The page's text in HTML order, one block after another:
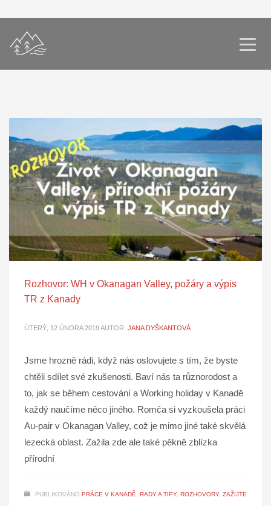
Rozhovor: WH v Okanagan Valley, požáry a výpis
TR z Kanady
ÚTERÝ, 12 ÚNORA 2019AUTOR: JANA DYŠKANTOVÁ
Jsme hrozně rádi, když nás oslovujete s tím, že byste
chtěli sdílet své zkušenosti. Baví nás ta různorodost a
to, jak se během cestování a Working holiday v Kanadě
každý naučíme něco jiného. Romča si vyzkoušela práci
Au-pair v Okanagan Valley, což je mimo jiné také skvělá
lezecká oblast. Zažila zde ale také pěkně zblízka
přírodní
PUBLIKOVÁNO PRÁCE V KANADĚ, RADY A TIPY, ROZHOVORY, ZAŽIJTE